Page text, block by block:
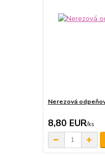
Nerezová
8,80 EUR/ks